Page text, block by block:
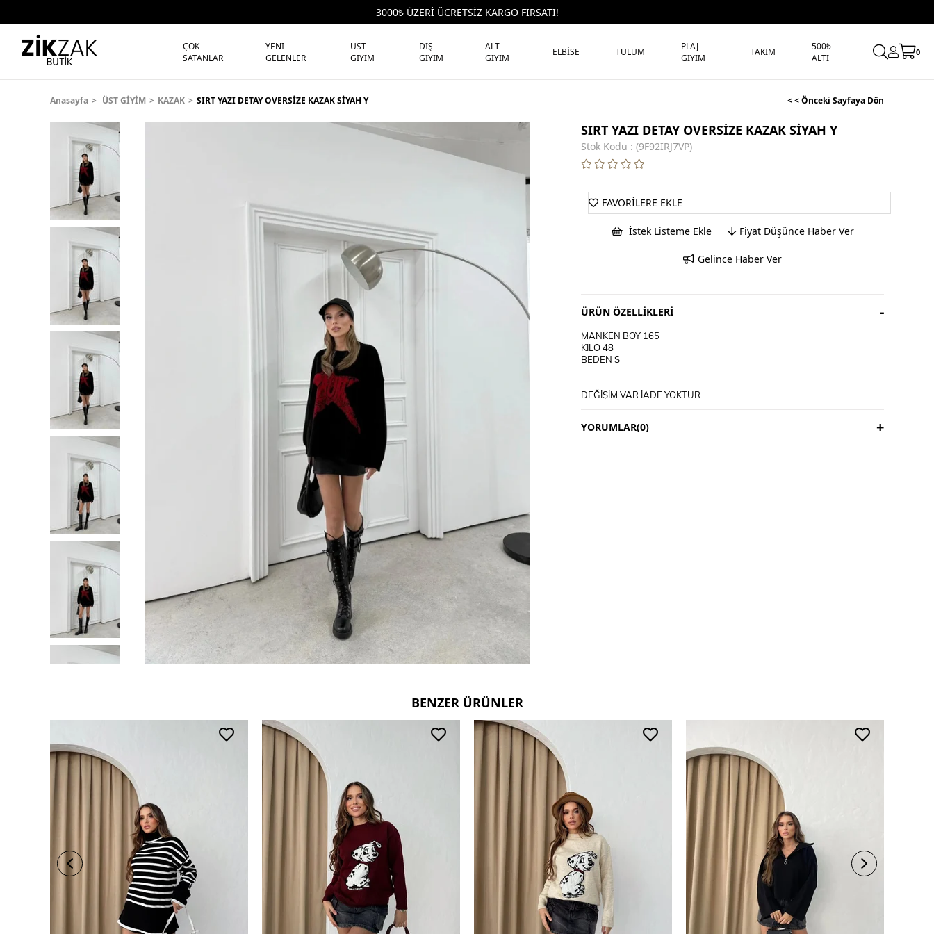
3000₺ ÜZERİ ÜCRETSİZ KARGO FIRSATI!
ÇOK
SATANLAR
YENİ
GELENLER
ÜST
GİYİM
DIŞ
GİYİM
ALT
GİYİM
ELBİSE TULUM
PLAJ
GİYİM
TAKIM
500₺
ALTI
0
Anasayfa ÜST GİYİM KAZAK SIRT YAZI DETAY OVERSİZE KAZAK SİYAH Y < < Önceki Sayfaya Dön
SIRT YAZI DETAY OVERSİZE KAZAK SİYAH Y
Stok Kodu (9F92IRJ7VP)
FAVORILERE EKLE
İstek Listeme Ekle Fiyat Düşünce Haber Ver
Gelince Haber Ver
ÜRÜN ÖZELLIKLERI
MANKEN BOY 165
KİLO 48
BEDEN S
DEĞİŞİM VAR İADE YOKTUR
YORUMLAR(0)
BENZER ÜRÜNLER